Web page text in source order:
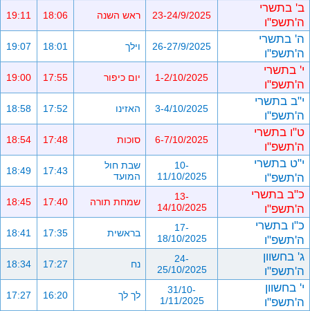
ב' בתשרי
ה'תשפ"ו
23-24/9/2025 ראש השנה 18:06
19:11
ה' בתשרי
ה'תשפ"ו
26-27/9/2025 וילך 18:01
19:07
י' בתשרי
ה'תשפ"ו
1-2/10/2025 יום כיפור 17:55
19:00
י"ב בתשרי
ה'תשפ"ו
3-4/10/2025 האזינו 17:52
18:58
ט"ו בתשרי
ה'תשפ"ו
6-7/10/2025 סוכות 17:48
18:54
י"ט בתשרי
ה'תשפ"ו
10-
11/10/2025
שבת חול
המועד
17:43
18:49
כ"ב בתשרי
ה'תשפ"ו
13-
14/10/2025
שמחת תורה 17:40
18:45
כ"ו בתשרי
ה'תשפ"ו
17-
18/10/2025
בראשית 17:35
18:41
ג' בחשוון
ה'תשפ"ו
24-
25/10/2025
נח 17:27
18:34
י' בחשוון
ה'תשפ"ו
31/10-
1/11/2025
לך לך 16:20
17:27